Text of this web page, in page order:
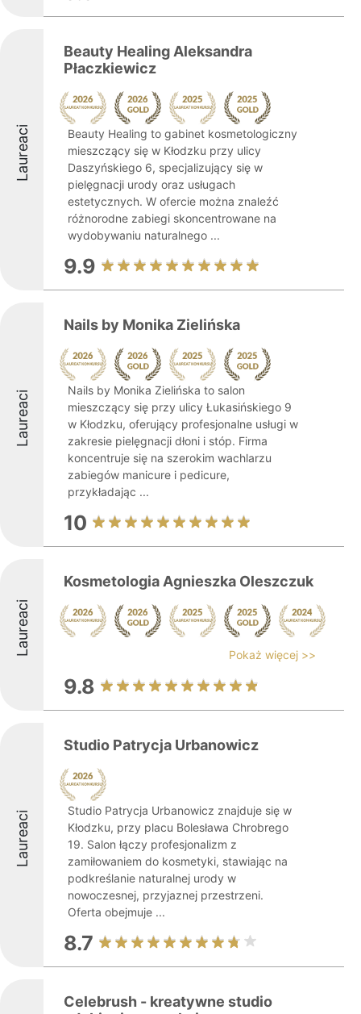
Laureaci
Beauty Healing Aleksandra
Płaczkiewicz
Beauty Healing to gabinet kosmetologiczny
mieszczący się w Kłodzku przy ulicy
Daszyńskiego 6, specjalizujący się w
pielęgnacji urody oraz usługach
estetycznych. W ofercie można znaleźć
różnorodne zabiegi skoncentrowane na
wydobywaniu naturalnego ...
9.9
Laureaci
Nails by Monika Zielińska
Nails by Monika Zielińska to salon
mieszczący się przy ulicy Łukasińskiego 9
w Kłodzku, oferujący profesjonalne usługi w
zakresie pielęgnacji dłoni i stóp. Firma
koncentruje się na szerokim wachlarzu
zabiegów manicure i pedicure,
przykładając ...
10
Laureaci
Kosmetologia Agnieszka Oleszczuk
Pokaż więcej >>
9.8
Laureaci
Studio Patrycja Urbanowicz
Studio Patrycja Urbanowicz znajduje się w
Kłodzku, przy placu Bolesława Chrobrego
19. Salon łączy profesjonalizm z
zamiłowaniem do kosmetyki, stawiając na
podkreślanie naturalnej urody w
nowoczesnej, przyjaznej przestrzeni.
Oferta obejmuje ...
8.7
Celebrush - kreatywne studio